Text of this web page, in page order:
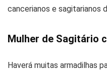
cancerianos e sagitarianos
Mulher de Sagitário
Haverá muitas armadilhas